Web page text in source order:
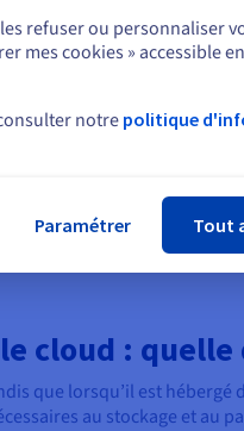
cloud : quelle
que lorsqu’il est
au stockage et au
refuser ou personnaliser
mes cookies » accessible
notre politique
Paramétrer Tout